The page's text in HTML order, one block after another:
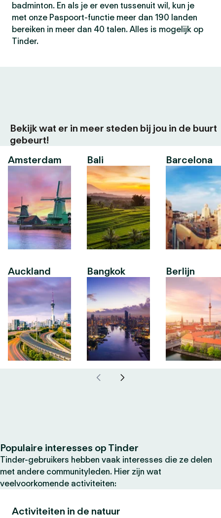
badminton. En als je er even tussenuit wil, kun je
met onze Paspoort-functie meer dan 190 landen
bereiken in meer dan 40 talen. Alles is mogelijk op
Tinder.
Bekijk wat er in meer steden bij jou in de buurt
gebeurt!
Amsterdam
Auckland
Bali
Bangkok
Barcelona
Berlijn
Populaire interesses op Tinder
Tinder-gebruikers hebben vaak interesses die ze delen
met andere communityleden. Hier zijn wat
veelvoorkomende activiteiten:
Activiteiten in de natuur